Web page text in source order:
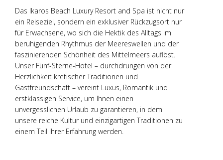
Das Ikaros Beach Luxury Resort and Spa ist nicht nur
ein Reiseziel, sondern ein exklusiver Rückzugsort nur
für Erwachsene, wo sich die Hektik des Alltags im
beruhigenden Rhythmus der Meereswellen und der
faszinierenden Schönheit des Mittelmeers auflöst.
Unser Fünf-Sterne-Hotel – durchdrungen von der
Herzlichkeit kretischer Traditionen und
Gastfreundschaft – vereint Luxus, Romantik und
erstklassigen Service, um Ihnen einen
unvergesslichen Urlaub zu garantieren, in dem
unsere reiche Kultur und einzigartigen Traditionen zu
einem Teil Ihrer Erfahrung werden.